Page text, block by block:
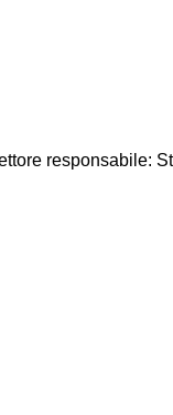
responsabile: